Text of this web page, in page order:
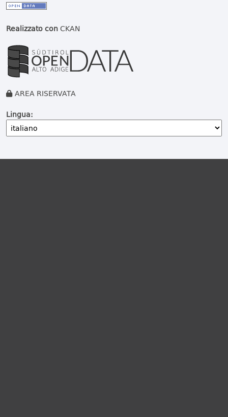
Realizzato conCKAN
AREA RISERVATA
Lingua